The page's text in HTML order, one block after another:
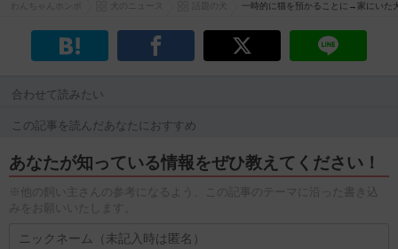
一時的に猫を預かることに→家にいた
合わせて読みたい
この記事を読んだあなたにおすすめ
あなたが知っている情報をぜひ教えてください！
※他の飼い主さんの参考になるよう、この記事のテーマに沿った書き込
みをお願いいたします。